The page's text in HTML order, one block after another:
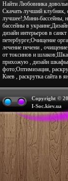
Найти Любовника
Скачать лучший клубняк,
лучшее!;Мини-бассейны,
бассейны в
дизайн интерьеров в санкт
петербурге;Очищение
лечение печени ,
от токсинов и
прихожую , дизайн
фото;Оптимизация,
Киев , раскрутка сайта в
Copyright ©
I-Soc.kiev.ua